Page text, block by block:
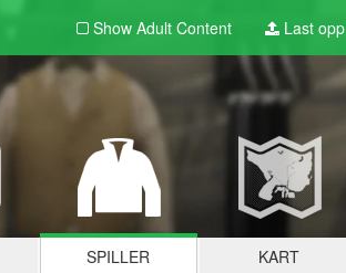
Show Adult Content Last opp
SPILLER KART